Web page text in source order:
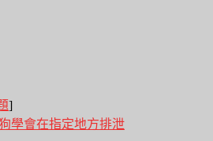
]
學會在指定地方排泄